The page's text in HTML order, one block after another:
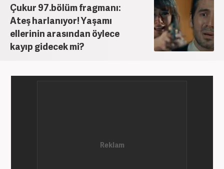
Çukur 97.bölüm fragmanı:
Ateş harlanıyor! Yaşamı
ellerinin arasından öylece
kayıp gidecek mi?